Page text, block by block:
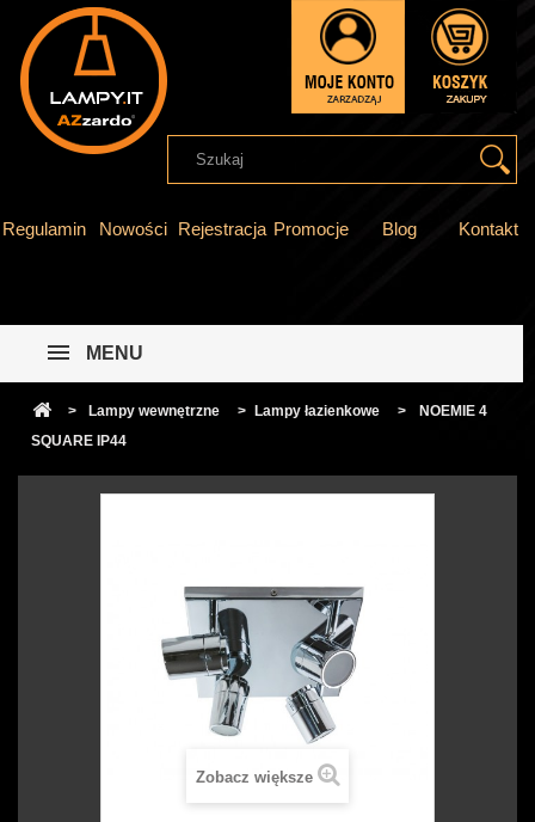
Regulamin Nowości Rejestracja Promocje Blog Kontakt
MENU
> Lampy wewnętrzne > Lampy łazienkowe >
NOEMIE 4
SQUARE IP44
Zobacz większe